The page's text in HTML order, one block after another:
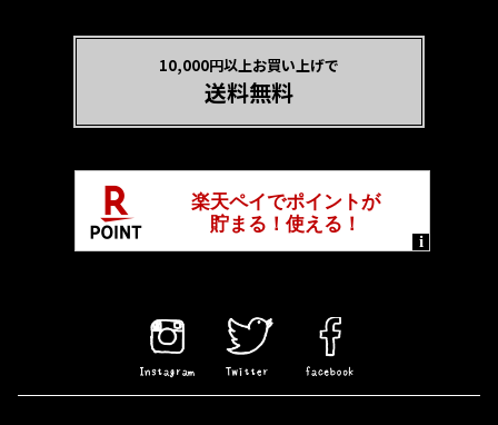
10,000円以上お買い上げで
送料無料